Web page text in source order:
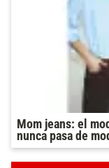
Mom jeans: el
nunca pasa de